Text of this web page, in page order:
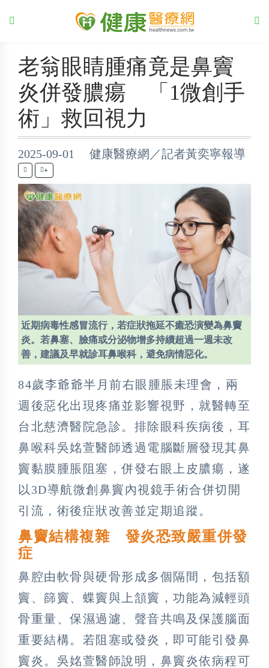
老翁眼睛腫痛竟是鼻竇
炎併發膿瘍 「1微創手
術」救回視力
2025-09-01 健康醫療網／記者黃奕寧報導
+
近期病毒性感冒流行，若症狀拖延不癒恐演變為鼻竇
炎。若鼻塞、臉痛或分泌物增多持續超過一週未改
善，建議及早就診耳鼻喉科，避免病情惡化。
84歲李爺爺半月前右眼腫脹未理會，兩
週後惡化出現疼痛並影響視野，就醫轉至
台北慈濟醫院急診。排除眼科疾病後，耳
鼻喉科吳姳萱醫師透過電腦斷層發現其鼻
竇黏膜腫脹阻塞，併發右眼上皮膿瘍，遂
以3D導航微創鼻竇內視鏡手術合併切開
引流，術後症狀改善並定期追蹤。
鼻竇結構複雜 發炎恐致嚴重併發
症
鼻腔由軟骨與硬骨形成多個隔間，包括額
竇、篩竇、蝶竇與上頷竇，功能為減輕頭
骨重量、保濕過濾、聲音共鳴及保護腦面
重要結構。若阻塞或發炎，即可能引發鼻
竇炎。吳姳萱醫師說明，鼻竇炎依病程可